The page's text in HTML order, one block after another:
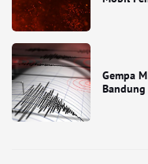
Gempa
Bandung